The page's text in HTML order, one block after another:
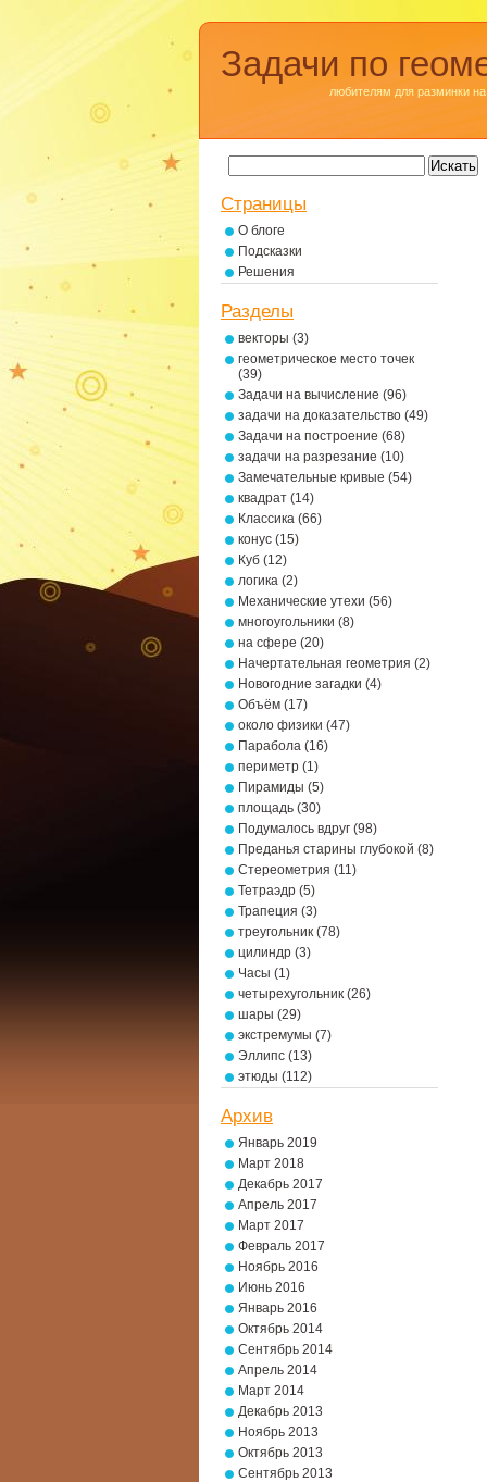
Задачи по
любителям для разминки на
Страницы
О блоге
Подсказки
Решения
Разделы
векторы (3)
геометрическое место точек
(39)
Задачи на вычисление (96)
задачи на доказательство (49)
Задачи на построение (68)
задачи на разрезание (10)
Замечательные кривые (54)
квадрат (14)
Классика (66)
конус (15)
Куб (12)
логика (2)
Механические утехи (56)
многоугольники (8)
на сфере (20)
Начертательная геометрия (2)
Новогодние загадки (4)
Объём (17)
около физики (47)
Парабола (16)
периметр (1)
Пирамиды (5)
площадь (30)
Подумалось вдруг (98)
Преданья старины глубокой (8)
Стереометрия (11)
Тетраэдр (5)
Трапеция (3)
треугольник (78)
цилиндр (3)
Часы (1)
четырехугольник (26)
шары (29)
экстремумы (7)
Эллипс (13)
этюды (112)
Архив
Январь 2019
Март 2018
Декабрь 2017
Апрель 2017
Март 2017
Февраль 2017
Ноябрь 2016
Июнь 2016
Январь 2016
Октябрь 2014
Сентябрь 2014
Апрель 2014
Март 2014
Декабрь 2013
Ноябрь 2013
Октябрь 2013
Сентябрь 2013